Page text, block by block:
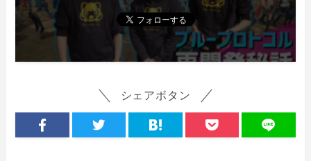
シェアボタン